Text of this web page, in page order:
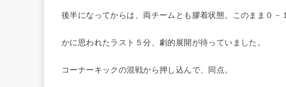
後半になってからは、両チームとも膠着状態。このまま０－
かに思われたラスト５分、劇的展開が待っていました。
コーナーキックの混戦から押し込んで、同点。